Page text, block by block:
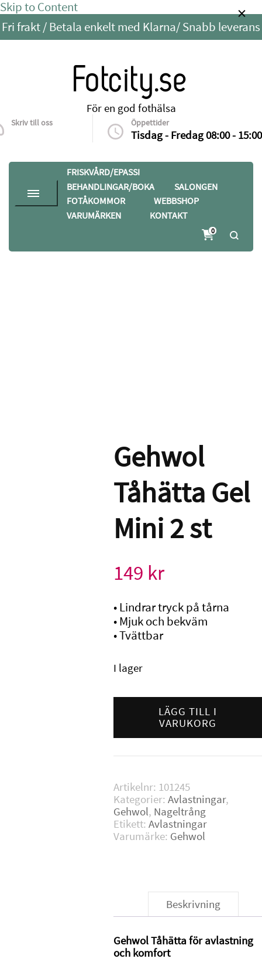
Skip to Content
Fri frakt / Betala enkelt med Klarna/ Snabb leverans
Fotcity.se
För en god fothälsa
Skriv till oss Öppettider
Tisdag - Fredag 08:00 - 15:00
FRISKVÅRD/EPASSI
BEHANDLINGAR/BOKA
SALONGEN
FOTÅKOMMOR
WEBBSHOP
VARUMÄRKEN
KONTAKT
0
Gehwol
Tåhätta Gel
Mini 2 st
149 kr
• Lindrar tryck på tårna
• Mjuk och bekväm
• Tvättbar
I lager
Gehwol
Mini
2
mängd
LÄGG TILL I
VARUKORG
Artikelnr: 101245
Kategorier: Avlastningar,
Gehwol, Nageltrång
Etikett: Avlastningar
Varumärke: Gehwol
Beskrivning
Gehwol Tåhätta för avlastning
och komfort